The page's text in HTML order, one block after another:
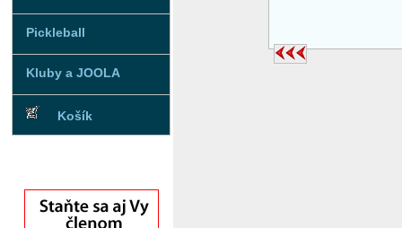
Pickleball
Kluby a JOOLA
Košík